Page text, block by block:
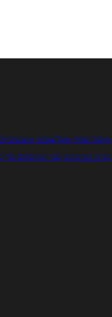
מתכוני עוגות אוכל צמחוני מתכונים
מנתח המתכונים ספר המתכונים שלי